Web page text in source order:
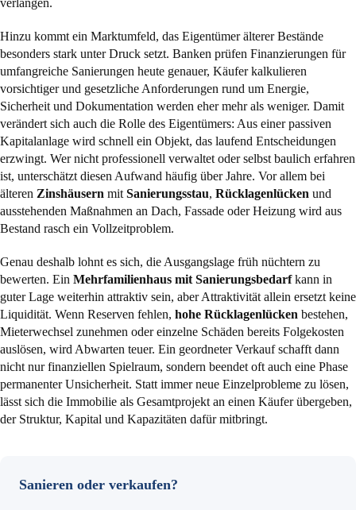
verlangen.
Hinzu kommt ein Marktumfeld, das Eigentümer älterer Bestände
besonders stark unter Druck setzt. Banken prüfen Finanzierungen für
umfangreiche Sanierungen heute genauer, Käufer kalkulieren
vorsichtiger und gesetzliche Anforderungen rund um Energie,
Sicherheit und Dokumentation werden eher mehr als weniger. Damit
verändert sich auch die Rolle des Eigentümers: Aus einer passiven
Kapitalanlage wird schnell ein Objekt, das laufend Entscheidungen
erzwingt. Wer nicht professionell verwaltet oder selbst baulich erfahren
ist, unterschätzt diesen Aufwand häufig über Jahre. Vor allem bei
älteren Zinshäusern mit Sanierungsstau, Rücklagenlücken und
ausstehenden Maßnahmen an Dach, Fassade oder Heizung wird aus
Bestand rasch ein Vollzeitproblem.
Genau deshalb lohnt es sich, die Ausgangslage früh nüchtern zu
bewerten. Ein Mehrfamilienhaus mit Sanierungsbedarfkann in
guter Lage weiterhin attraktiv sein, aber Attraktivität allein ersetzt keine
Liquidität. Wenn Reserven fehlen, hohe Rücklagenlücken bestehen,
Mieterwechsel zunehmen oder einzelne Schäden bereits Folgekosten
auslösen, wird Abwarten teuer. Ein geordneter Verkauf schafft dann
nicht nur finanziellen Spielraum, sondern beendet oft auch eine Phase
permanenter Unsicherheit. Statt immer neue Einzelprobleme zu lösen,
lässt sich die Immobilie als Gesamtprojekt an einen Käufer übergeben,
der Struktur, Kapital und Kapazitäten dafür mitbringt.
Sanieren oder verkaufen?